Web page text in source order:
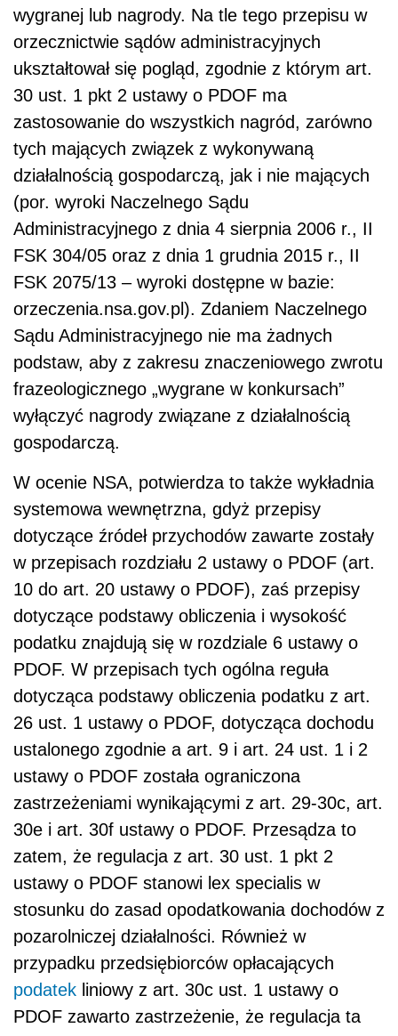
wygranej lub nagrody. Na tle tego przepisu w
orzecznictwie sądów administracyjnych
ukształtował się pogląd, zgodnie z którym art.
30 ust. 1 pkt 2 ustawy o PDOF ma
zastosowanie do wszystkich nagród, zarówno
tych mających związek z wykonywaną
działalnością gospodarczą, jak i nie mających
(por. wyroki Naczelnego Sądu
Administracyjnego z dnia 4 sierpnia 2006 r., II
FSK 304/05 oraz z dnia 1 grudnia 2015 r., II
FSK 2075/13 – wyroki dostępne w bazie:
orzeczenia.nsa.gov.pl). Zdaniem Naczelnego
Sądu Administracyjnego nie ma żadnych
podstaw, aby z zakresu znaczeniowego zwrotu
frazeologicznego „wygrane w konkursach”
wyłączyć nagrody związane z działalnością
gospodarczą.
W ocenie NSA, potwierdza to także wykładnia
systemowa wewnętrzna, gdyż przepisy
dotyczące źródeł przychodów zawarte zostały
w przepisach rozdziału 2 ustawy o PDOF (art.
10 do art. 20 ustawy o PDOF), zaś przepisy
dotyczące podstawy obliczenia i wysokość
podatku znajdują się w rozdziale 6 ustawy o
PDOF. W przepisach tych ogólna reguła
dotycząca podstawy obliczenia podatku z art.
26 ust. 1 ustawy o PDOF, dotycząca dochodu
ustalonego zgodnie a art. 9 i art. 24 ust. 1 i 2
ustawy o PDOF została ograniczona
zastrzeżeniami wynikającymi z art. 29-30c, art.
30e i art. 30f ustawy o PDOF. Przesądza to
zatem, że regulacja z art. 30 ust. 1 pkt 2
ustawy o PDOF stanowi lex specialis w
stosunku do zasad opodatkowania dochodów z
pozarolniczej działalności. Również w
przypadku przedsiębiorców opłacających
podatek liniowy z art. 30c ust. 1 ustawy o
PDOF zawarto zastrzeżenie, że regulacja ta